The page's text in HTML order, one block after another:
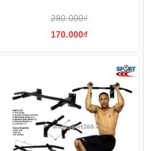
280.000₫
170.000₫